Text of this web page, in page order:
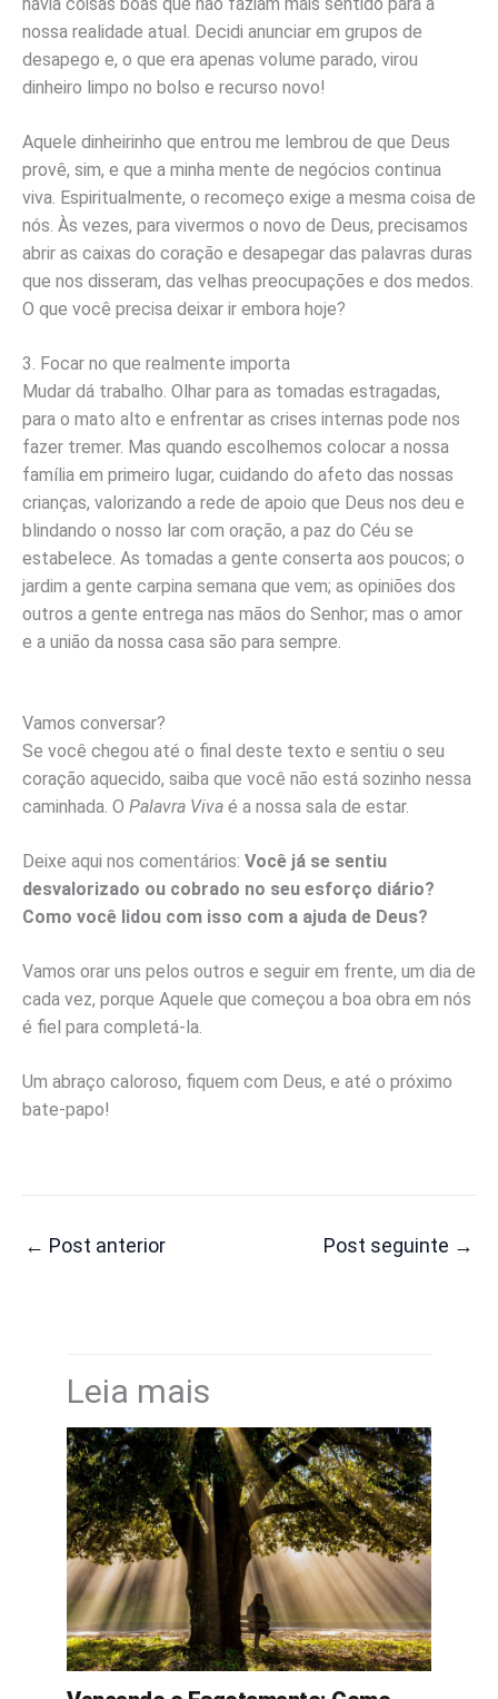
nossa realidade atual. Decidi anunciar em grupos de
desapego e, o que era apenas volume parado, virou
dinheiro limpo no bolso e recurso novo!
Aquele dinheirinho que entrou me lembrou de que Deus
provê, sim, e que a minha mente de negócios continua
viva. Espiritualmente, o recomeço exige a mesma coisa de
nós. Às vezes, para vivermos o novo de Deus, precisamos
abrir as caixas do coração e desapegar das palavras duras
que nos disseram, das velhas preocupações e dos medos.
O que você precisa deixar ir embora hoje?
3. Focar no que realmente importa
Mudar dá trabalho. Olhar para as tomadas estragadas,
para o mato alto e enfrentar as crises internas pode nos
fazer tremer. Mas quando escolhemos colocar a nossa
família em primeiro lugar, cuidando do afeto das nossas
crianças, valorizando a rede de apoio que Deus nos deu e
blindando o nosso lar com oração, a paz do Céu se
estabelece. As tomadas a gente conserta aos poucos; o
jardim a gente carpina semana que vem; as opiniões dos
outros a gente entrega nas mãos do Senhor; mas o amor
e a união da nossa casa são para sempre.
Vamos conversar?
Se você chegou até o final deste texto e sentiu o seu
coração aquecido, saiba que você não está sozinho nessa
caminhada. O Palavra Viva é a nossa sala de estar.
Deixe aqui nos comentários: Você já se sentiu
desvalorizado ou cobrado no seu esforço diário?
Como você lidou com isso com a ajuda de Deus?
Vamos orar uns pelos outros e seguir em frente, um dia de
cada vez, porque Aquele que começou a boa obra em nós
é fiel para completá-la.
Um abraço caloroso, fiquem com Deus, e até o próximo
bate-papo!
← Post anterior Post seguinte →
Leia mais